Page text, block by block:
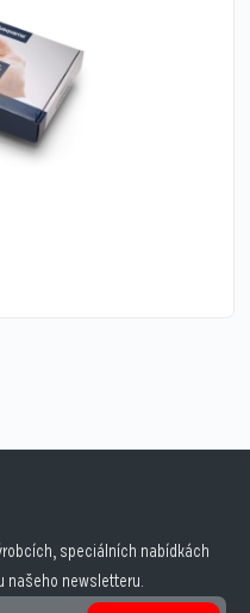
speciálních nabídkách
našeho newsletteru.